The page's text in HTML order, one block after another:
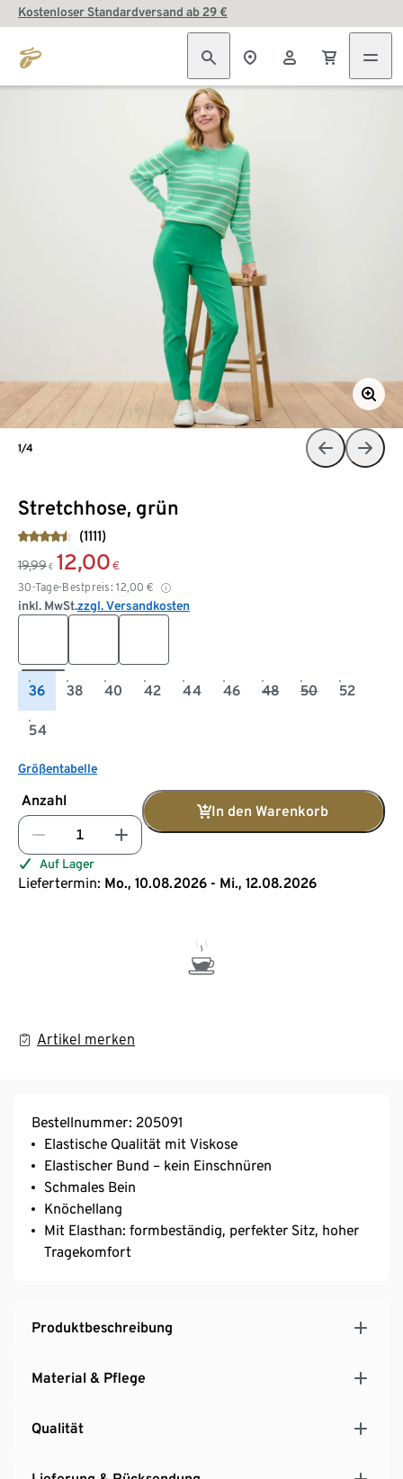
Kostenloser Standardversand ab 29 €
Stretchhose, grün
(1111)
19,99 € 12,00 €
30-Tage-Bestpreis: 12,00 €
inkl. MwSt.zzgl. Versandkosten
36 38 40 42 44 46 48 50 52
54
Größentabelle
Anzahl
In den Warenkorb
Auf Lager
Liefertermin: Mo., 10.08.2026 - Mi., 12.08.2026
Artikel merken
1/4
Bestellnummer: 205091
Elastische Qualität mit Viskose
Elastischer Bund – kein Einschnüren
Schmales Bein
Knöchellang
Mit Elasthan: formbeständig, perfekter Sitz, hoher
Tragekomfort
Produktbeschreibung
Material & Pflege
Qualität